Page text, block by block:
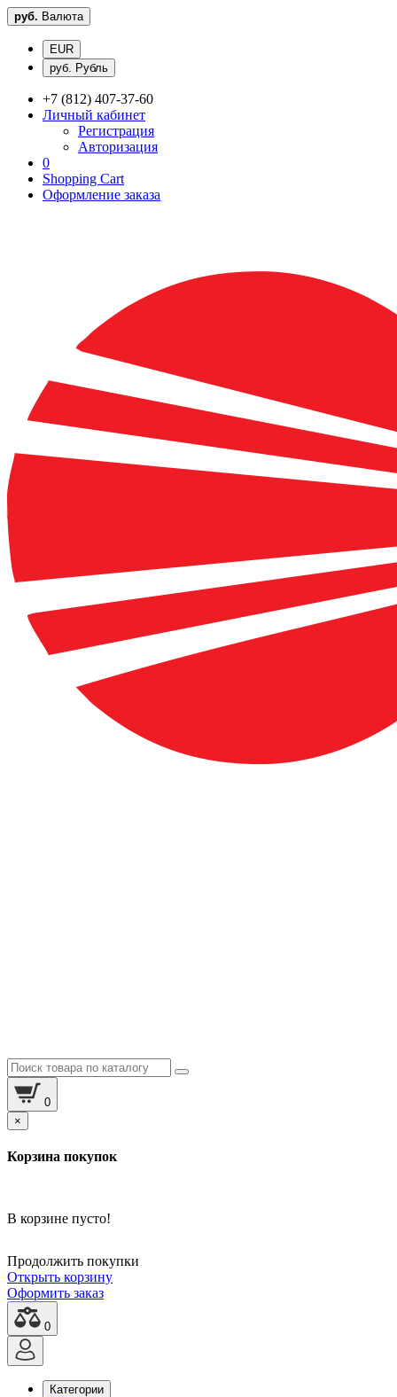
руб. Валюта
EUR
руб. Рубль
+7 (812) 407-37-60
Личный кабинет
Регистрация
Авторизация
0
Shopping Cart
Оформление заказа
0
×
Корзина покупок
В корзине пусто!
Продолжить покупки
Открыть корзину
Оформить заказ
0
Категории